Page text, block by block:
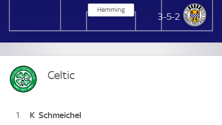
St Mirren
3-5-2
Hemming
Celtic
1 K Schmeichel